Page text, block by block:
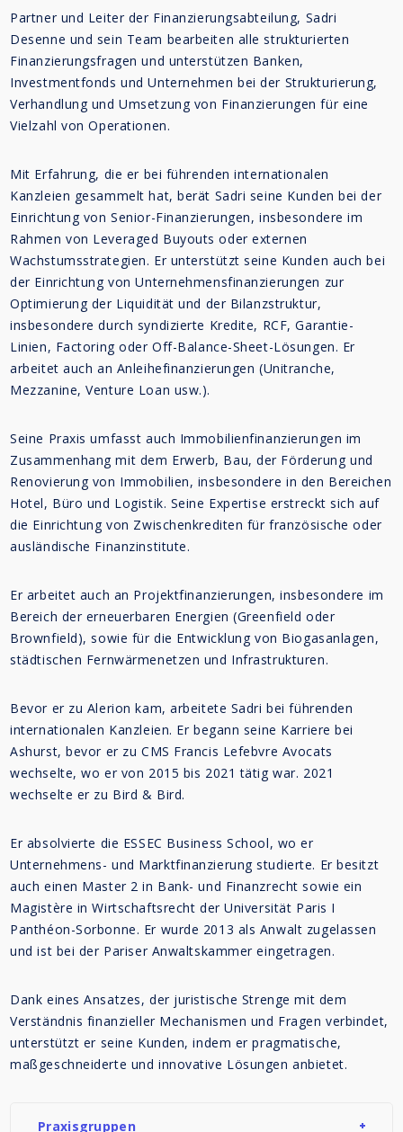
Partner und Leiter der Finanzierungsabteilung, Sadri
Desenne und sein Team bearbeiten alle strukturierten
Finanzierungsfragen und unterstützen Banken,
Investmentfonds und Unternehmen bei der Strukturierung,
Verhandlung und Umsetzung von Finanzierungen für eine
Vielzahl von Operationen.
Mit Erfahrung, die er bei führenden internationalen
Kanzleien gesammelt hat, berät Sadri seine Kunden bei der
Einrichtung von Senior-Finanzierungen, insbesondere im
Rahmen von Leveraged Buyouts oder externen
Wachstumsstrategien. Er unterstützt seine Kunden auch bei
der Einrichtung von Unternehmensfinanzierungen zur
Optimierung der Liquidität und der Bilanzstruktur,
insbesondere durch syndizierte Kredite, RCF, Garantie-
Linien, Factoring oder Off-Balance-Sheet-Lösungen. Er
arbeitet auch an Anleihefinanzierungen (Unitranche,
Mezzanine, Venture Loan usw.).
Seine Praxis umfasst auch Immobilienfinanzierungen im
Zusammenhang mit dem Erwerb, Bau, der Förderung und
Renovierung von Immobilien, insbesondere in den Bereichen
Hotel, Büro und Logistik. Seine Expertise erstreckt sich auf
die Einrichtung von Zwischenkrediten für französische oder
ausländische Finanzinstitute.
Er arbeitet auch an Projektfinanzierungen, insbesondere im
Bereich der erneuerbaren Energien (Greenfield oder
Brownfield), sowie für die Entwicklung von Biogasanlagen,
städtischen Fernwärmenetzen und Infrastrukturen.
Bevor er zu Alerion kam, arbeitete Sadri bei führenden
internationalen Kanzleien. Er begann seine Karriere bei
Ashurst, bevor er zu CMS Francis Lefebvre Avocats
wechselte, wo er von 2015 bis 2021 tätig war. 2021
wechselte er zu Bird & Bird.
Er absolvierte die ESSEC Business School, wo er
Unternehmens- und Marktfinanzierung studierte. Er besitzt
auch einen Master 2 in Bank- und Finanzrecht sowie ein
Magistère in Wirtschaftsrecht der Universität Paris I
Panthéon-Sorbonne. Er wurde 2013 als Anwalt zugelassen
und ist bei der Pariser Anwaltskammer eingetragen.
Dank eines Ansatzes, der juristische Strenge mit dem
Verständnis finanzieller Mechanismen und Fragen verbindet,
unterstützt er seine Kunden, indem er pragmatische,
maßgeschneiderte und innovative Lösungen anbietet.
Praxisgruppen